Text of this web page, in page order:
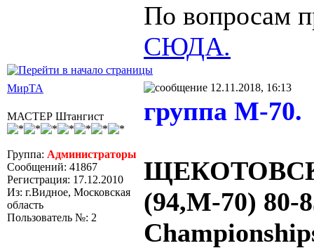
По вопросам
СЮДА.
МирТА 12.11.2018, 16:13
МАСТЕР Штангист
Группа: Администраторы
Сообщений: 41867
Регистрация: 17.12.2010
Из: г.Видное, Московская
область
Пользователь №: 2
группа М-70.
(94,М-70) 80-